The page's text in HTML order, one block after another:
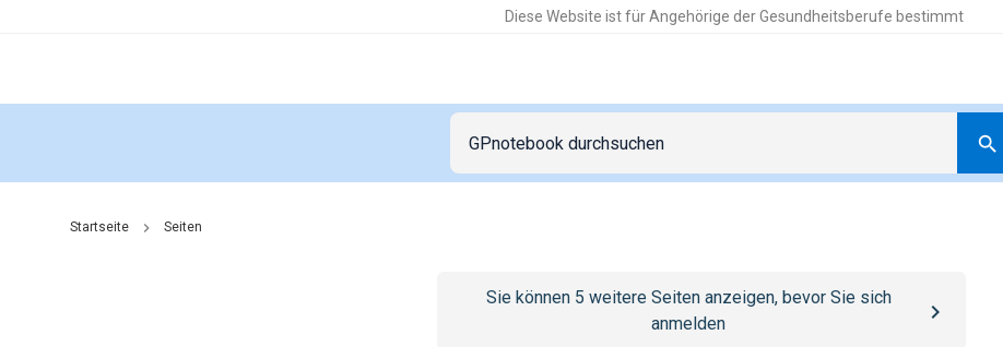
Diese Website ist für Angehörige der Gesundheitsberufe bestimmt
Startseite Seiten
Go to/anmeldenpage
Sie können 5 weitere Seiten anzeigen, bevor Sie sich
anmelden